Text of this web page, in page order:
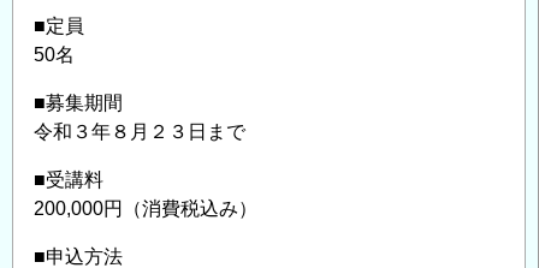
■定員
50名
■募集期間
令和３年８月２３日まで
■受講料
200,000円（消費税込み）
■申込方法